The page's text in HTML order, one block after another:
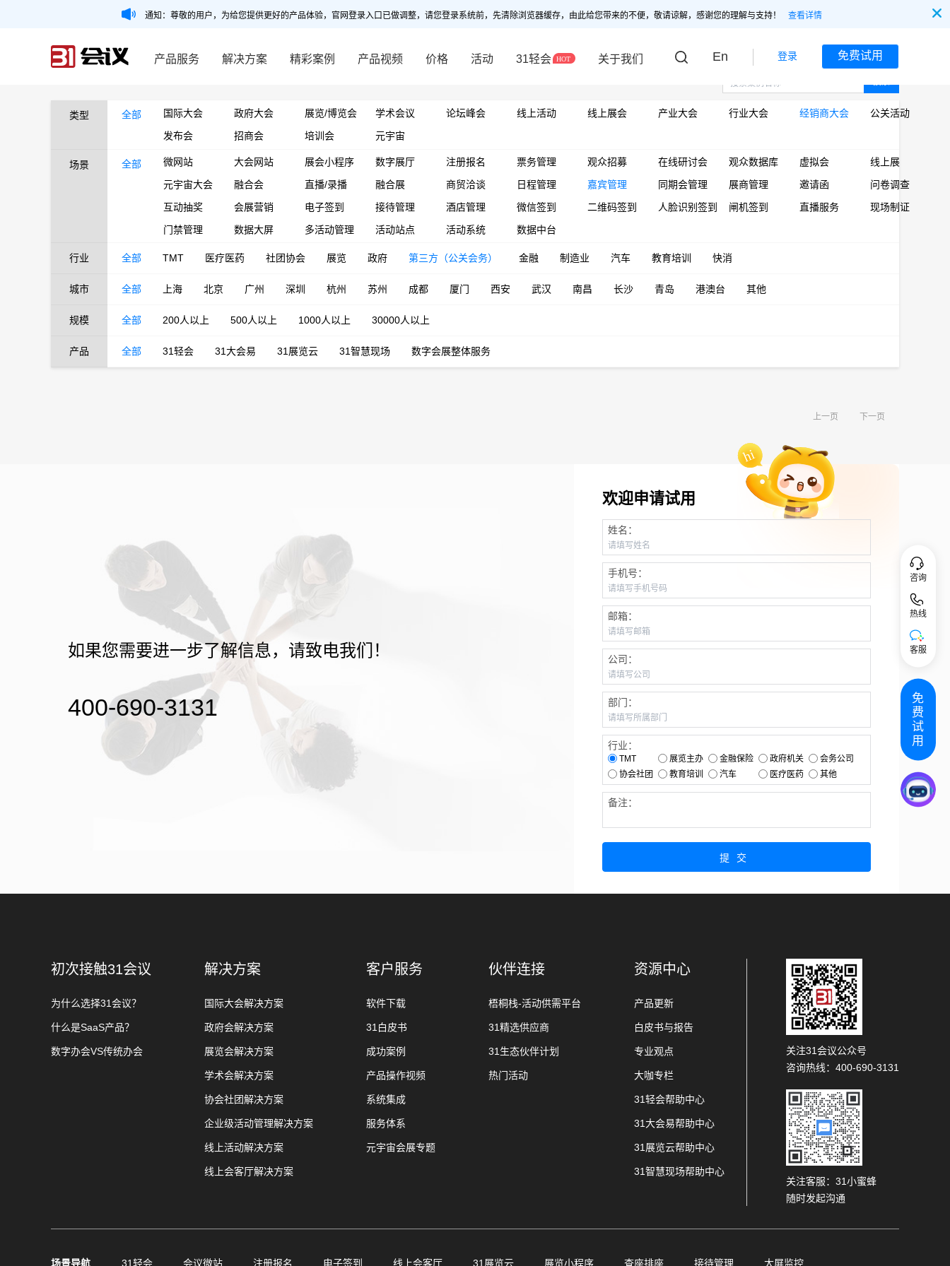
通知：尊敬的用户，为给您提供更好的产品体验，官网登录入口已做调整，请您登录系统前，先清除浏览器缓存，由此给您带来的不便，敬请谅解，感谢您的理解与支持！ 查看详情
产品服务 解决方案 精彩案例 产品视频 价格 活动 31轻会 关于我们 En 登录 免费试用
类型 全部 国际大会 政府大会 展览/博览会 学术会议 论坛峰会 线上活动 线上展会 产业大会 行业大会 经销商大会
公关活动
发布会
招商会 培训会 元宇宙
场景 全部 微网站 大会网站 展会小程序 数字展厅 注册报名 票务管理 观众招募 在线研讨会 观众数据库 虚拟会
线上展
元宇宙大会
融合会 直播/录播 融合展 商贸洽谈 日程管理 嘉宾管理 同期会管理 展商管理 邀请函
问卷调查
互动抽奖
会展营销 电子签到 接待管理 酒店管理 微信签到 二维码签到 人脸识别签到 闸机签到 直播服务
现场制证
门禁管理
数据大屏 多活动管理 活动站点 活动系统 数据中台
行业 全部 TMT 医疗医药 社团协会 展览 政府 第三方（公关会务） 金融 制造业 汽车 教育培训 快消
城市 全部 上海 北京 广州 深圳 杭州 苏州 成都 厦门 西安 武汉 南昌 长沙 青岛 港澳台 其他
规模 全部 200人以上 500人以上 1000人以上 30000人以上
产品 全部 31轻会 31大会易 31展览云 31智慧现场 数字会展整体服务
上一页 下一页
如果您需要进一步了解信息，请致电我们！
400-690-3131
欢迎申请试用
姓名：
手机号：
邮箱：
公司：
部门：
行业：
TMT 展览主办 金融保险 政府机关
会务公司
协会社团
教育培训 汽车 医疗医药 其他
备注：
提交
初次接触31会议
为什么选择31会议？
什么是SaaS产品？
数字办会VS传统办会
解决方案
国际大会解决方案
政府会解决方案
展览会解决方案
学术会解决方案
协会社团解决方案
企业级活动管理解决方案
线上活动解决方案
线上会客厅解决方案
客户服务
软件下载
31白皮书
成功案例
产品操作视频
系统集成
服务体系
元宇宙会展专题
伙伴连接
梧桐栈-活动供需平台
31精选供应商
31生态伙伴计划
热门活动
资源中心
产品更新
白皮书与报告
专业观点
大咖专栏
31轻会帮助中心
31大会易帮助中心
31展览云帮助中心
31智慧现场帮助中心
关注31会议公众号
咨询热线：400-690-3131
关注客服：31小蜜蜂
随时发起沟通
场景导航 31轻会 会议微站 注册报名 电子签到 线上会客厅 31展览云 展览小程序 查座排座 接待管理 大屏监控
咨询
热线
客服
免
费
试
用